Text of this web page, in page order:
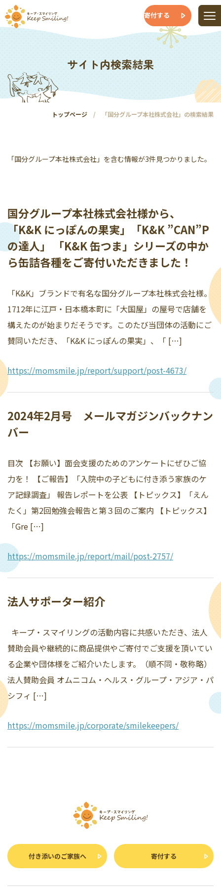
寄付する
サイト内検索結果
トップページ 「国分グループ本社株式会社」の検索結果
「国分グループ本社株式会社」を含む情報が3件見つかりました。
国分グループ本社株式会社様から、
「K&K にっぽんの果実」「K&K ”CAN”P
の達人」 「K&K 缶つま」シリーズの中か
ら缶詰各種をご寄付いただきました！
「K&K」ブランドで有名な国分グループ本社株式会社様。
1712年に江戸・日本橋本町に「大国屋」の屋号で店舗を
構えたのが始まりだそうです。このたび当団体の活動にご
賛同いただき、「K&K にっぽんの果実」、「 […]
https://momsmile.jp/report/support/post-4673/
2024年2月号 メールマガジンバックナン
バー
目次 【お願い】面会支援のためのアンケートにぜひご協
力を！ 【ご報告】「入院中の子どもに付き添う家族のケ
ア記録調査」 報告レポートを公表 【トピックス】「えん
たく」第2回勉強会報告と第３回のご案内 【トピックス】
「Gre […]
https://momsmile.jp/report/mail/post-2757/
法人サポーター紹介
キープ・スマイリングの活動内容に共感いただき、法人
賛助会員や継続的に商品提供やご寄付でご支援を頂いてい
る企業や団体様をご紹介いたします。（順不同・敬称略）
法人賛助会員 オムニコム・ヘルス・グループ・アジア・パ
シフィ […]
https://momsmile.jp/corporate/smilekeepers/
付き添いのご家族へ 寄付する